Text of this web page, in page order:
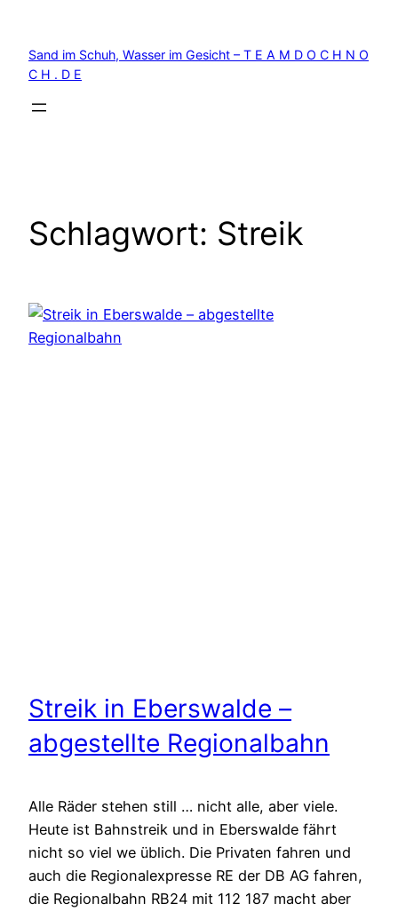
springen
Sand im Schuh, Wasser im Gesicht – T E A M D O C H N O
C H . D E
Schlagwort: Streik
Streik in Eberswalde –
abgestellte Regionalbahn
Alle Räder stehen still … nicht alle, aber viele.
Heute ist Bahnstreik und in Eberswalde fährt
nicht so viel we üblich. Die Privaten fahren und
auch die Regionalexpresse RE der DB AG fahren,
die Regionalbahn RB24 mit 112 187 macht aber